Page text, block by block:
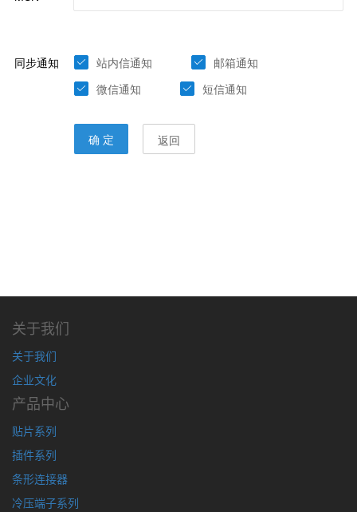
关于我们
关于我们
企业文化
产品中心
贴片系列
插件系列
条形连接器
冷压端子系列